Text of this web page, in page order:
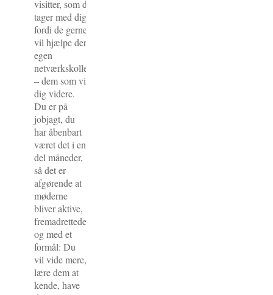
visitter, som de
tager med dig,
fordi de gerne
vil hjælpe deres
egen
netværkskollega
– dem som viser
dig videre.
Du er på
jobjagt, du
har åbenbart
været det i en
del måneder,
så det er
afgørende at
møderne
bliver aktive,
fremadrettede
og med et
formål: Du
vil vide mere,
lære dem at
kende, have